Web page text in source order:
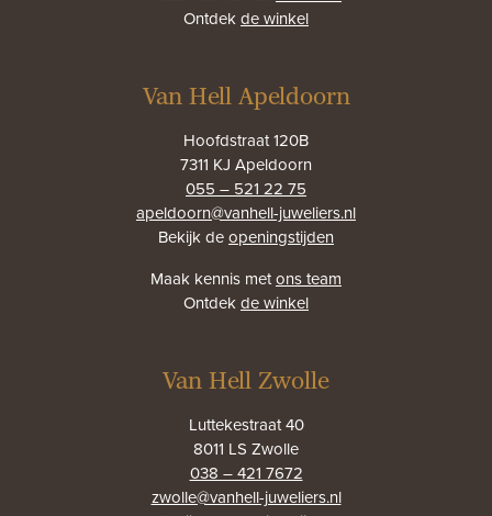
Ontdekde winkel
Van Hell Apeldoorn
Hoofdstraat 120B
7311 KJ Apeldoorn
055 – 521 22 75
apeldoorn@vanhell-juweliers.nl
Bekijk deopeningstijden
Maak kennis metons team
Ontdekde winkel
Van Hell Zwolle
Luttekestraat 40
8011 LS Zwolle
038 – 421 7672
zwolle@vanhell-juweliers.nl